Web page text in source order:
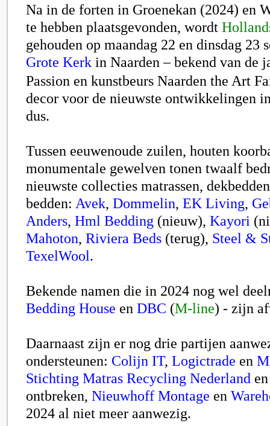
Na in de forten in Groenekan (2024) en
te hebben plaatsgevonden, wordt
gehouden op maandag 22 en dinsdag 23
Grote Kerk in Naarden – bekend van de
Passion en kunstbeurs Naarden the Art
decor voor de nieuwste ontwikkelingen
dus.
Tussen eeuwenoude zuilen, houten
monumentale gewelven tonen twaalf
nieuwste collecties matrassen,
bedden: Avek, Dommelin, EK Living,
Anders, Hml Bedding (nieuw), Kayori
Mahoton, Riviera Beds (terug), Steel &
TexelWool.
Bekende namen die in 2024 nog wel
Bedding House en DBC (M-line) - zijn
Daarnaast zijn er nog drie partijen
ondersteunen: Colijn IT, Logictrade en
Stichting Matras Recycling Nederland
ontbreken, Nieuwhoff Montage en
2024 al niet meer aanwezig.